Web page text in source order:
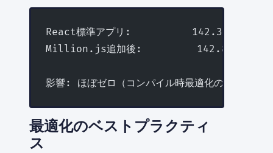
React標準アプリ:          142.3 KB
Million.js追加後:         142.8 KB
影響: ほぼゼロ（コンパイル時最適化のため）
最適化のベストプラクティ
ス